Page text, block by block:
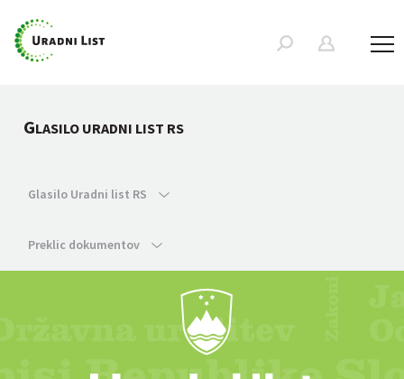
GLASILO URADNI LIST RS
Glasilo Uradni list RS
Preklic dokumentov